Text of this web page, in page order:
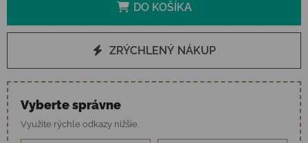
DO KOŠÍKA
ZRÝCHLENÝ NÁKUP
Vyberte správne
Využite rýchle odkazy nižšie.